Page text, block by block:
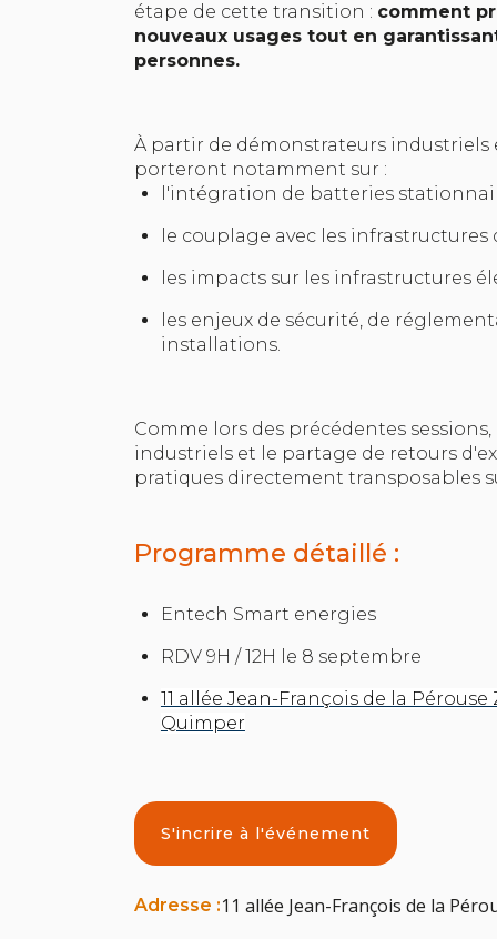
étape de cette transition : comment
nouveaux usages tout en
personnes.
À partir de démonstrateurs industriels
porteront notamment sur :
l'intégration de batteries
le couplage avec les
les impacts sur les infrastructures
les enjeux de sécurité, de
installations.
Comme lors des précédentes
industriels et le partage de retours
pratiques directement transposables
Programme détaillé :
​Entech Smart energies
RDV 9H / 12H le 8 septembre
11 allée Jean-François de la Pérouse
Quimper
S'incrire à l'événement
Adresse :11 allée Jean-François de la